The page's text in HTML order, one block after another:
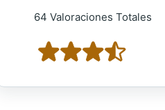
64 Valoraciones Totales